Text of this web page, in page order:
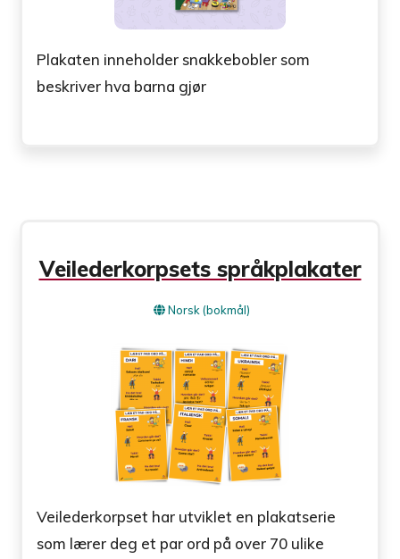
Plakaten inneholder snakkebobler som
beskriver hva barna gjør
Veilederkorpsets språkplakater
Norsk (bokmål)
Veilederkorpset har utviklet en plakatserie
som lærer deg et par ord på over 70 ulike